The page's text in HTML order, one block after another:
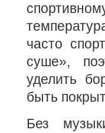
часто
суше»,
уделить
быть
Без